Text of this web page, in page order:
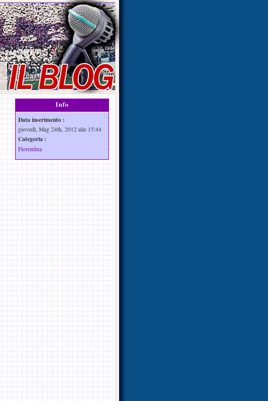
Info
Data inserimento :
giovedì, Mag 24th, 2012 alle 15:44
Categoria :
Fiorentina